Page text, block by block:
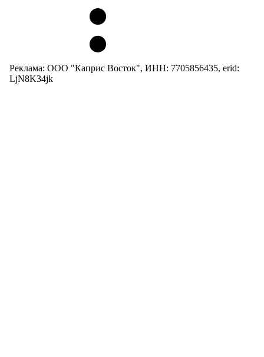
Реклама: ООО "Каприс Восток", ИНН: 7705856435, erid:
LjN8K34jk